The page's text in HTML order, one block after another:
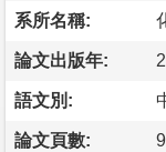
系所名稱:
論文出版年:
語文別:
論文頁數: